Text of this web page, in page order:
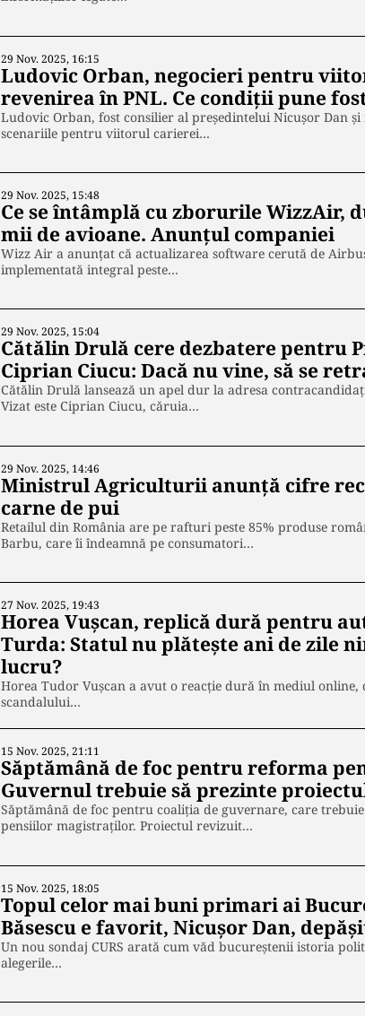
29 Nov. 2025, 16:15
Ludovic Orban, negocieri pentru
revenirea în PNL. Ce condiții pune
Ludovic Orban, fost consilier al președintelui Nicușor Dan
scenariile pentru viitorul carierei…
29 Nov. 2025, 15:48
Ce se întâmplă cu zborurile WizzAir,
mii de avioane. Anunțul companiei
Wizz Air a anunțat că actualizarea software cerută de
implementată integral peste…
29 Nov. 2025, 15:04
Cătălin Drulă cere dezbatere pentru
Ciprian Ciucu: Dacă nu vine, să se
Cătălin Drulă lansează un apel dur la adresa
Vizat este Ciprian Ciucu, căruia…
29 Nov. 2025, 14:46
Ministrul Agriculturii anunță cifre
carne de pui
Retailul din România are pe rafturi peste 85% produse
Barbu, care îi îndeamnă pe consumatori…
27 Nov. 2025, 19:43
Horea Vușcan, replică dură pentru
Turda: Statul nu plătește ani de zile
lucru?
Horea Tudor Vușcan a avut o reacție dură în mediul online,
scandalului…
15 Nov. 2025, 21:11
Săptămână de foc pentru reforma
Guvernul trebuie să prezinte
Săptămână de foc pentru coaliția de guvernare, care
pensiilor magistraților. Proiectul revizuit…
15 Nov. 2025, 18:05
Topul celor mai buni primari ai
Băsescu e favorit, Nicușor Dan,
Un nou sondaj CURS arată cum văd bucureștenii istoria
alegerile…